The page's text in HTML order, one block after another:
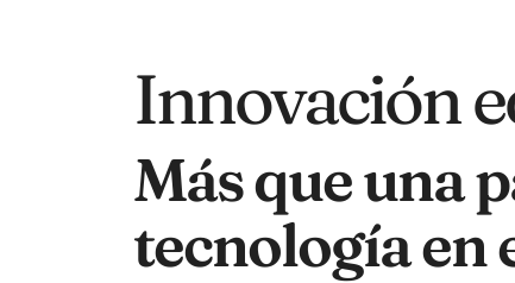
Innovación
Más que una
tecnología en